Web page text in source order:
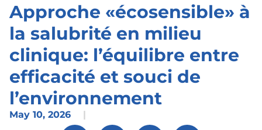
Approche «écosensible» à
la salubrité en milieu
clinique: l’équilibre entre
efficacité et souci de
l’environnement
May 10, 2026 |